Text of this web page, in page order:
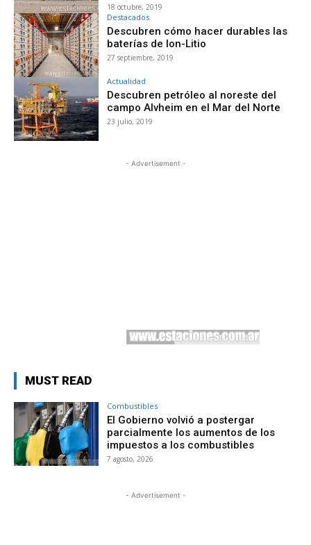
18 octubre, 2019
Destacados
Descubren cómo hacer durables las
baterías de Ion-Litio
27 septiembre, 2019
Actualidad
Descubren petróleo al noreste del
campo Alvheim en el Mar del Norte
23 julio, 2019
- Advertisement -
MUST READ
Combustibles
El Gobierno volvió a postergar
parcialmente los aumentos de los
impuestos a los combustibles
7 agosto, 2026
- Advertisement -